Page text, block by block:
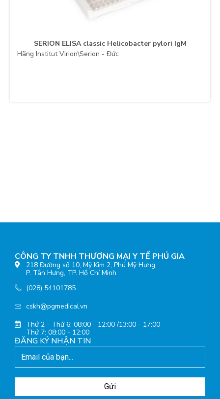
SERION ELISA classic Helicobacter pylori IgM
Hãng Institut Virion\Serion - Đức
CÔNG TY TNHH THƯƠNG MẠI Y TẾ PHÚ GIA
218 Đường số 10, Mỹ Kim 2, Phú Mỹ Hưng,
P. Tân Hưng, TP. Hồ Chí Minh
(028) 54101785
cskh@pgmedical.vn
Thứ 2 - Thứ 6: 08:00 - 12:00 /13:00 - 17:00
Thứ 7: 08:00 - 12:00
ĐĂNG KÝ NHẬN TIN
Gửi